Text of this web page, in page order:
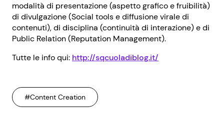
modalità di presentazione (aspetto grafico e fruibilità)
di divulgazione (Social tools e diffusione virale di
contenuti), di disciplina (continuità di interazione) e di
Public Relation (Reputation Management).
Tutte le info qui: http://sqcuoladiblog.it/
#Content Creation